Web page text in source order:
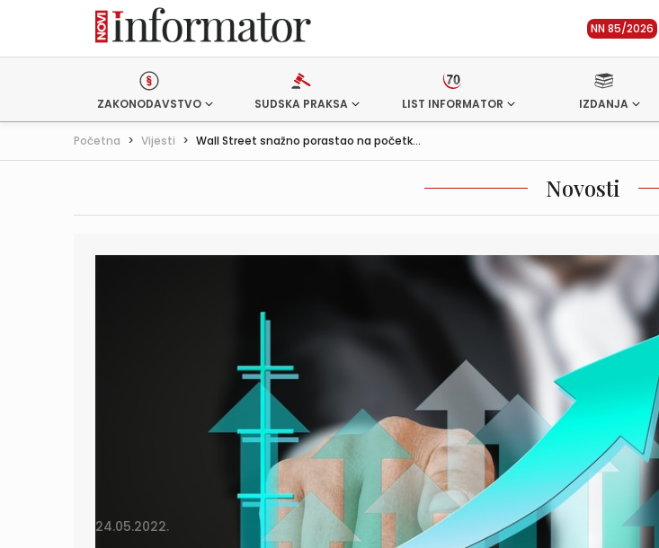
NN 85/2026
ZAKONODAVSTVO SUDSKA PRAKSA LIST INFORMATOR IZDANJA
Početna > Vijesti > Wall Street snažno porastao na početk...
Novosti
24.05.2022.